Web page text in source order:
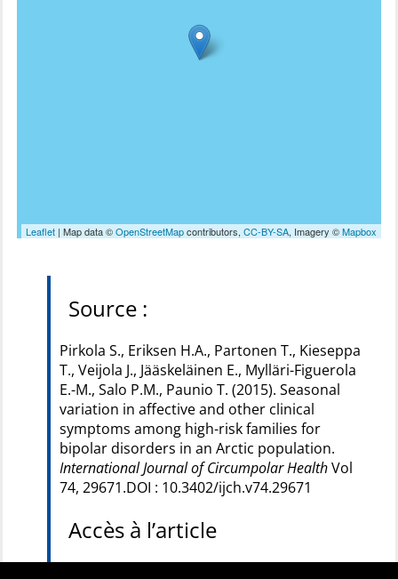
Leaflet | Map data ©OpenStreetMapcontributors, CC-BY-SA, Imagery ©Mapbox
Source :
Pirkola S., Eriksen H.A., Partonen T., Kieseppa
T., Veijola J., Jääskeläinen E., Mylläri-Figuerola
E.-M., Salo P.M., Paunio T. (2015). Seasonal
variation in affective and other clinical
symptoms among high-risk families for
bipolar disorders in an Arctic population.
International Journal of Circumpolar HealthVol
74, 29671.DOI : 10.3402/ijch.v74.29671
Accès à l’article